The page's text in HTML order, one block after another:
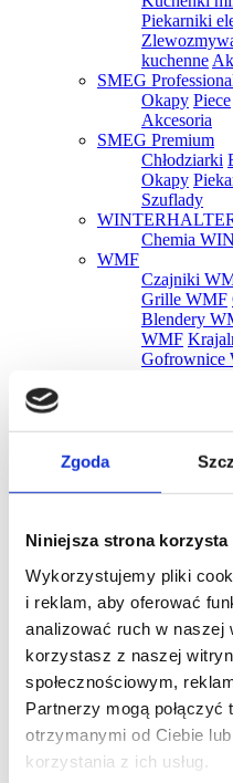
Zgoda
Niniejsza strona
Wykorzystujemy pliki
i reklam, aby oferować
analizować ruch w naszej
korzystasz z naszej
społecznościowym,
Partnerzy mogą
otrzymanymi od Ciebie
korzystania z ich usług.
Piekarniki
kuchenne
SMEG
Okapy Piece
Akcesoria
SMEG Premium
Chłodziarki
Okapy
Szuflady
Chemia
WMF
Czajniki
Grille WMF
Blendery
WMF
Gofrownice
gotowania
Pakowarki
master WMF
Zobacz wszystkie
Nowości
Zestawy
Szukaj
Zadbaj o